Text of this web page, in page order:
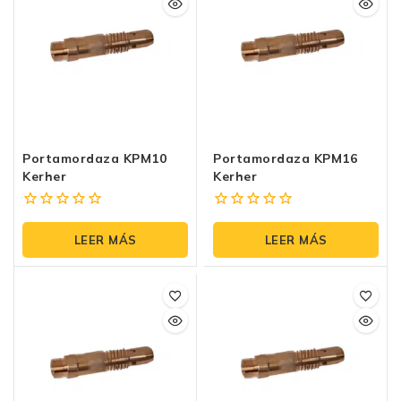
Portamordaza KPM10
Kerher
0
de
5
LEER MÁS
Portamordaza KPM16
Kerher
0
de
5
LEER MÁS